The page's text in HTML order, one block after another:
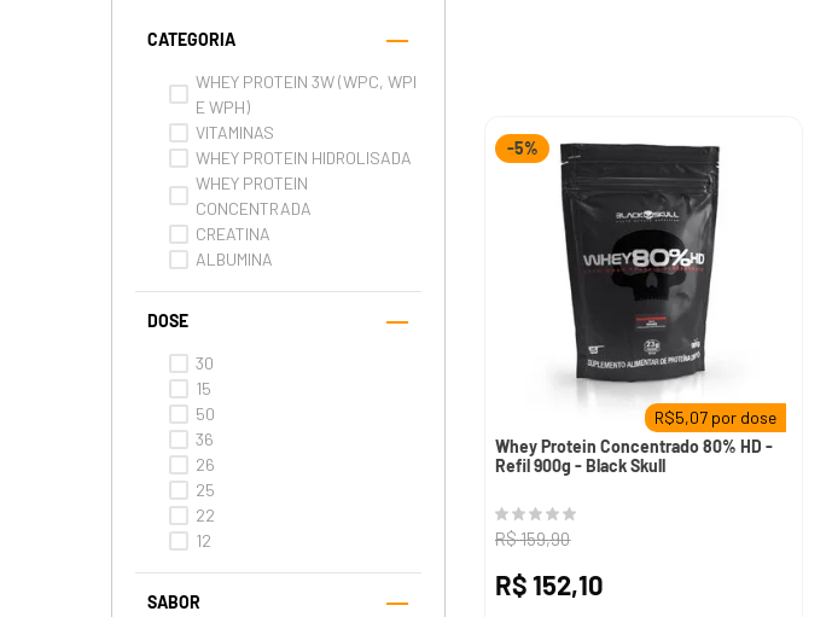
CATEGORIA
WHEY PROTEIN 3W (WPC, WPI
E WPH)
VITAMINAS
WHEY PROTEIN HIDROLISADA
WHEY PROTEIN
CONCENTRADA
CREATINA
ALBUMINA
DOSE
30
15
50
36
26
25
22
12
SABOR
-5%
R$5,07 por dose
Whey Protein Concentrado 80% HD -
Refil 900g - Black Skull
R$159,90
R$ 152,10